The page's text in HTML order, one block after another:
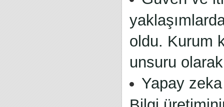
oldu. Kurum
unsuru
Yapay